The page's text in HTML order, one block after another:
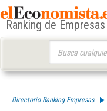
Ranking de Empresas
Directorio Ranking Empresas